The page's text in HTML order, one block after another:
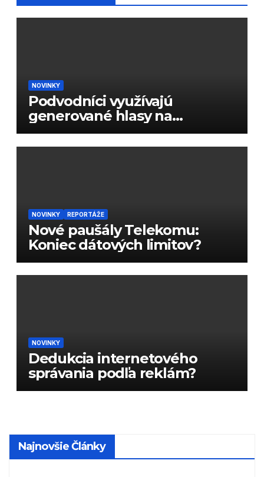
NOVINKY
Podvodníci využívajú
generované hlasy na
podvody
NOVINKY REPORTÁŽE
Nové paušály Telekomu:
Koniec dátových limitov?
NOVINKY
Dedukcia internetového
správania podľa reklám?
Najnovšie Články